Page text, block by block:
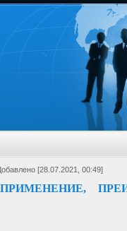
[28.07.2021, 00:49]